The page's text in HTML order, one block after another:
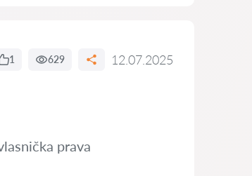
1 629 12.07.2025
prava